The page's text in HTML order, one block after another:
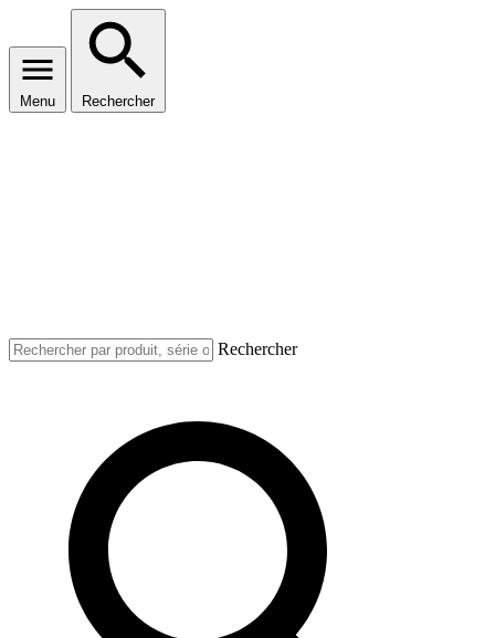
Menu Rechercher
Rechercher